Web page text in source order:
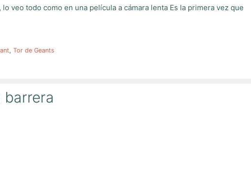
veo todo como en una película a cámara lenta Es la primera vez que
, Tor de Geants